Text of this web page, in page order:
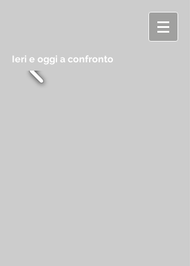
Ieri e oggi a confronto